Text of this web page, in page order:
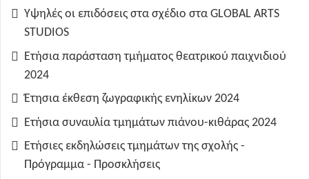
Υψηλές οι επιδόσεις στα σχέδιο στα GLOBAL ARTS
STUDIOS
Ετήσια παράσταση τμήματος θεατρικού παιχνιδιού
2024
Έτησια έκθεση ζωγραφικής ενηλίκων 2024
Ετήσια συναυλία τμημάτων πιάνου-κιθάρας 2024
Ετήσιες εκδηλώσεις τμημάτων της σχολής -
Πρόγραμμα - Προσκλήσεις